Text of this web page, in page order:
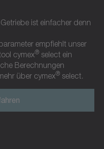
ist einfacher denn
empfiehlt unser
cymex® select ein
Berechnungen
über cymex® select.